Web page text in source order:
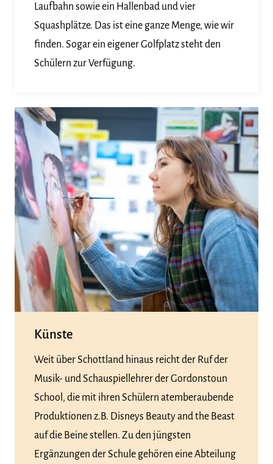
Laufbahn sowie ein Hallenbad und vier
Squashplätze. Das ist eine ganze Menge, wie wir
finden. Sogar ein eigener Golfplatz steht den
Schülern zur Verfügung.
Künste
Weit über Schottland hinaus reicht der Ruf der
Musik- und Schauspiellehrer der Gordonstoun
School, die mit ihren Schülern atemberaubende
Produktionen z.B. Disneys Beauty and the Beast
auf die Beine stellen. Zu den jüngsten
Ergänzungen der Schule gehören eine Abteilung